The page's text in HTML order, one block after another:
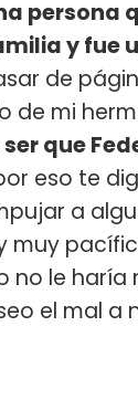
persona
y fue
de
de mi
ser que
eso te
a
muy
no le haría
el mal a